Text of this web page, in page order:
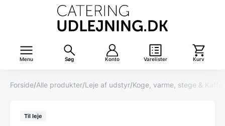
Menu Søg Konto Varelister Kurv
Forside/Alle produkter/Leje af udstyr/Koge, varme, stege & Kaffe
Til leje